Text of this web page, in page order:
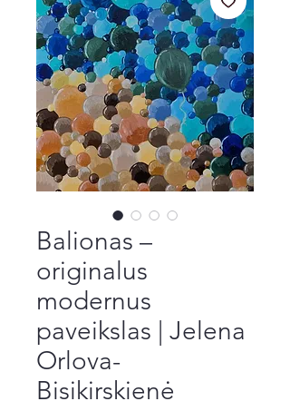
Balionas –
originalus
modernus
paveikslas | Jelena
Orlova-
Bisikirskienė